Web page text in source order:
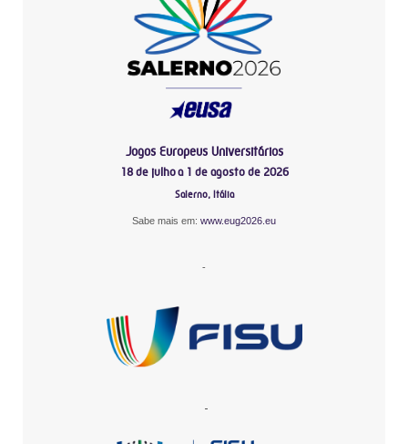
Jogos Europeus Universitários
18 de julho a 1 de agosto de 2026
Salerno, Itália
Sabe mais em: www.eug2026.eu
-
-